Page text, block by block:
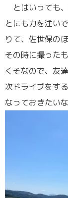
とはいっても
とにも力を注い
りて、佐世保の
その時に撮った
くそなので、友
次ドライブをす
なっておきたい